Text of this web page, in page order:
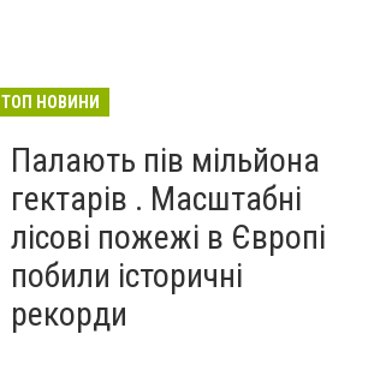
ТОП НОВИНИ
Палають пів мільйона
гектарів . Масштабні
лісові пожежі в Європі
побили історичні
рекорди